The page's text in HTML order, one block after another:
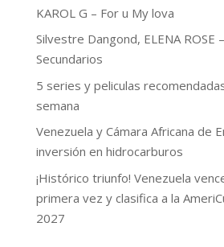
KAROL G – For u My lova
Silvestre Dangond, ELENA ROSE
Secundarios
5 series y peliculas
semana
Venezuela y Cámara Africana de
inversión en hidrocarburos
¡Histórico triunfo! Venezuela
primera vez y clasifica a la
2027